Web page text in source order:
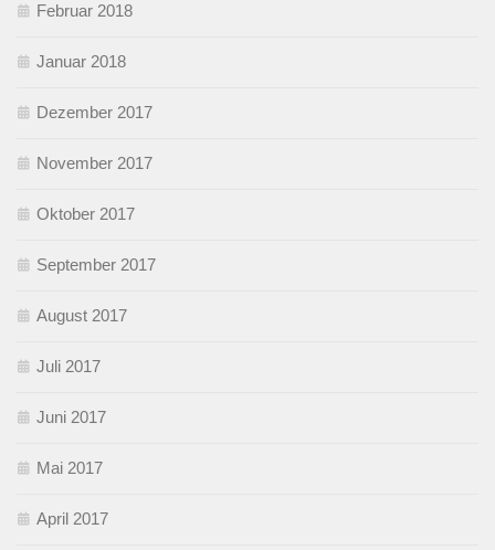
Februar 2018
Januar 2018
Dezember 2017
November 2017
Oktober 2017
September 2017
August 2017
Juli 2017
Juni 2017
Mai 2017
April 2017